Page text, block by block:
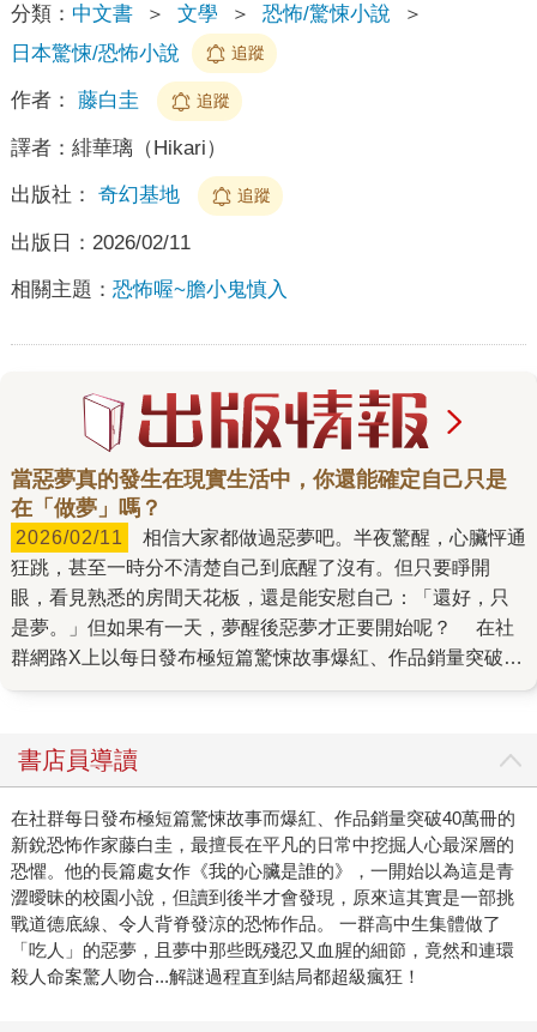
分類： 中文書 ＞ 文學 ＞ 恐怖/驚悚小說
＞
日本驚悚/恐怖小說
追蹤
作者： 藤白圭 追蹤
譯者： 緋華璃（Hikari）
出版社： 奇幻基地 追蹤
出版日： 2026/02/11
相關主題： 恐怖喔~膽小鬼慎入
當惡夢真的發生在現實生活中，你還能確定自己只是
在「做夢」嗎？
2026/02/11
狂跳，甚至一時分不清楚自己到底醒了沒有。但只要睜開
眼，看見熟悉的房間天花板，還是能安慰自己：「還好，只
是夢。」但如果有一天，夢醒後惡夢才正要開始呢？ 在社
群網路X上以每日發布極短篇驚悚故事爆紅、作品銷量突破40
開場就埋下伏筆，一開始你可能會以為這是一部充滿青澀曖
昧的校園小說，但讀到後半才會發現，原來這其實是一部挑
戰道德底線、令人背脊發涼的恐怖作品。 故事的主角彩
音，是一名只希望能度過普通校園生活的高二轉學生。在青
梅竹馬奏的陪伴下，她好不容易重新融入校園，也在網路上
找到了歸屬感，認識了一群背景不同、素未謀面的網友。他
們總會在平日閒話家常，一起為彼此打氣、互相取暖。然
而，這份平靜卻被一場惡夢打破。 有人夢見自己正在「吃
人」。 當群組裡的成員不約而同做了同樣的惡夢，而且夢
書店員導讀
在社群每日發布極短篇驚悚故事而爆紅、作品銷量突破40萬冊的
新銳恐怖作家藤白圭，最擅長在平凡的日常中挖掘人心最深層的
恐懼。他的長篇處女作《我的心臟是誰的》，一開始以為這是青
澀曖昧的校園小說，但讀到後半才會發現，原來這其實是一部挑
戰道德底線、令人背脊發涼的恐怖作品。 一群高中生集體做了
「吃人」的惡夢，且夢中那些既殘忍又血腥的細節，竟然和連環
殺人命案驚人吻合...解謎過程直到結局都超級瘋狂！